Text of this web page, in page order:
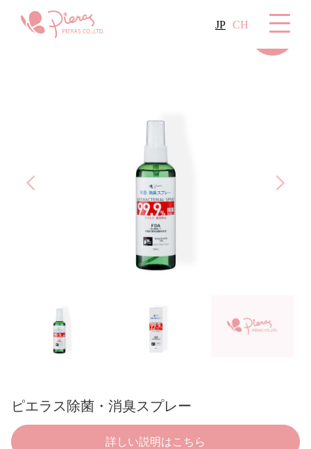
JP CH
ピエラス除菌・消臭スプレー
詳しい説明はこちら